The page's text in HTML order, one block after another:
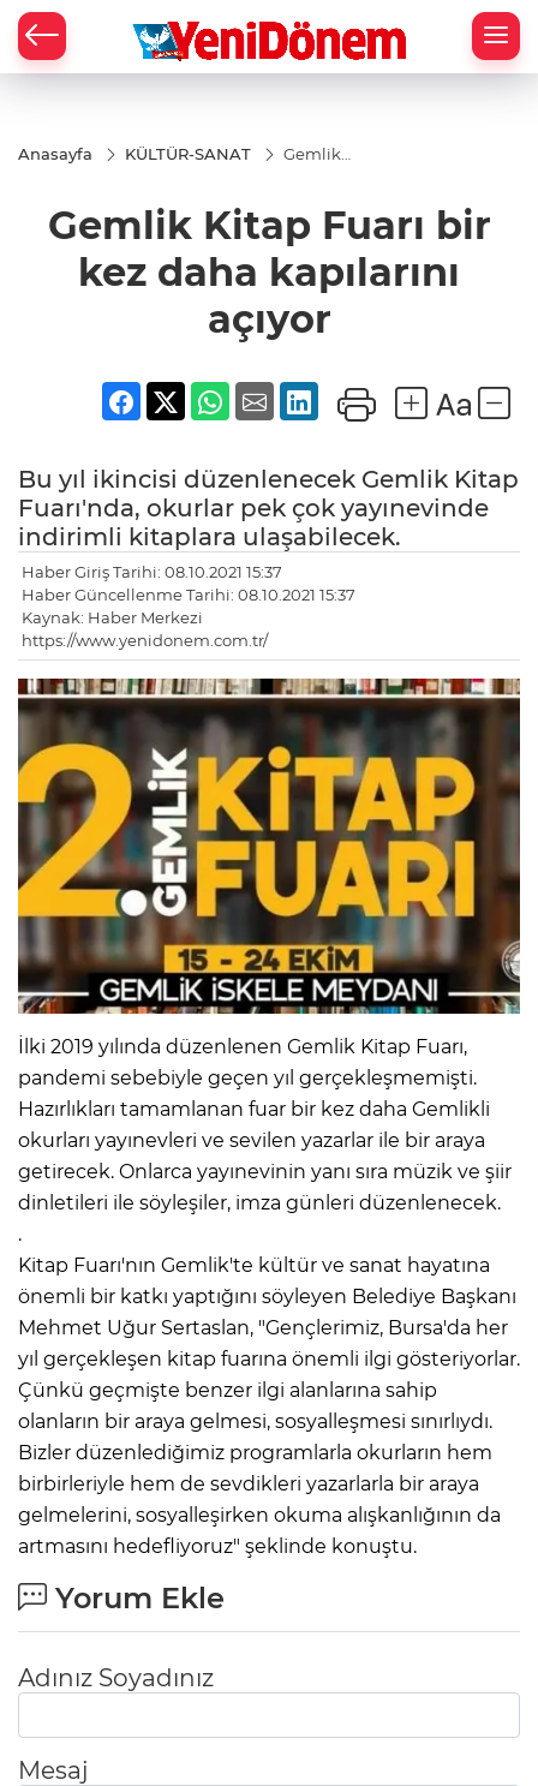
Anasayfa KÜLTÜR-SANAT
Gemlik
kez daha
kapılarını
açıyor
Gemlik Kitap Fuarı bir
kez daha kapılarını
açıyor
Bu yıl ikincisi düzenlenecek Gemlik Kitap
Fuarı'nda, okurlar pek çok yayınevinde
indirimli kitaplara ulaşabilecek.
Haber Giriş Tarihi: 08.10.2021 15:37
Haber Güncellenme Tarihi: 08.10.2021 15:37
Kaynak: Haber Merkezi
https://www.yenidonem.com.tr/
İlki 2019 yılında düzenlenen Gemlik Kitap Fuarı,
pandemi sebebiyle geçen yıl gerçekleşmemişti.
Hazırlıkları tamamlanan fuar bir kez daha Gemlikli
okurları yayınevleri ve sevilen yazarlar ile bir araya
getirecek. Onlarca yayınevinin yanı sıra müzik ve şiir
dinletileri ile söyleşiler, imza günleri düzenlenecek.
.
Kitap Fuarı'nın Gemlik'te kültür ve sanat hayatına
önemli bir katkı yaptığını söyleyen Belediye Başkanı
Mehmet Uğur Sertaslan, "Gençlerimiz, Bursa'da her
yıl gerçekleşen kitap fuarına önemli ilgi gösteriyorlar.
Çünkü geçmişte benzer ilgi alanlarına sahip
olanların bir araya gelmesi, sosyalleşmesi sınırlıydı.
Bizler düzenlediğimiz programlarla okurların hem
birbirleriyle hem de sevdikleri yazarlarla bir araya
gelmelerini, sosyalleşirken okuma alışkanlığının da
artmasını hedefliyoruz" şeklinde konuştu.
Yorum Ekle
Adınız Soyadınız
Mesaj